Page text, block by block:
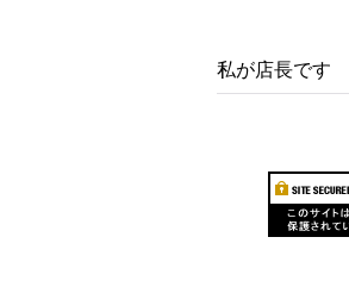
私が店長です